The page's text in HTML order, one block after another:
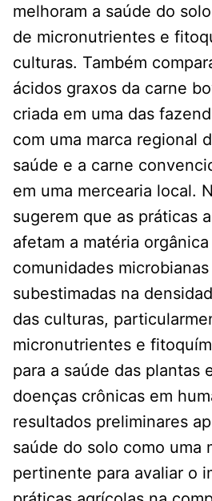
melhoram a saúde do
de micronutrientes e
culturas. Também
ácidos graxos da carne
criada em uma das
com uma marca regional
saúde e a carne
em uma mercearia local.
sugerem que as práticas
afetam a matéria
comunidades
subestimadas na
das culturas,
micronutrientes e
para a saúde das plantas
doenças crônicas em
resultados preliminares
saúde do solo como uma
pertinente para avaliar o